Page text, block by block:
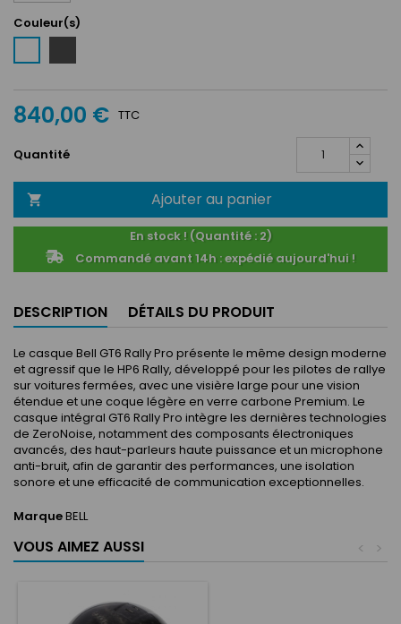
Couleur(s)
mat
840,00 € TTC
Quantité
 Ajouter au panier
En stock ! (Quantité : 2)
Commandé avant 14h : expédié aujourd'hui !
DESCRIPTION DÉTAILS DU PRODUIT
Le casque Bell GT6 Rally Pro présente le même design moderne
et agressif que le HP6 Rally, développé pour les pilotes de rallye
sur voitures fermées, avec une visière large pour une vision
étendue et une coque légère en verre carbone Premium. Le
casque intégral GT6 Rally Pro intègre les dernières technologies
de ZeroNoise, notamment des composants électroniques
avancés, des haut-parleurs haute puissance et un microphone
anti-bruit, afin de garantir des performances, une isolation
sonore et une efficacité de communication exceptionnelles.
MarqueBELL
VOUS AIMEZ AUSSI >
<